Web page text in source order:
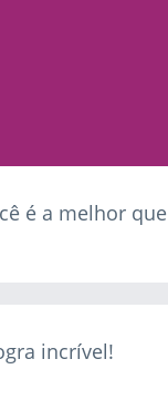
é a melhor
incrível!